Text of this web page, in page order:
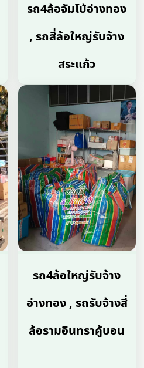
รถ4ล้อจัมโบ้อ่างทอง
, รถสี่ล้อใหญ่รับจ้าง
สระแก้ว
รถ4ล้อใหญ่รับจ้าง
อ่างทอง , รถรับจ้างสี่
ล้อรามอินทราคู้บอน